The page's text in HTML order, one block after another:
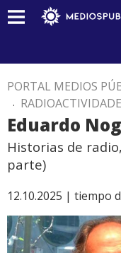
PORTAL MEDIOS
.
Eduardo
Historias de
parte)
12.10.2025 | tiempo